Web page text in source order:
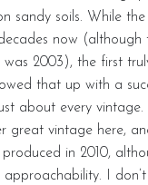
sandy soils. While
now (although
was 2003), the first
that up with a
about every
great vintage here,
in 2010,
I don’t